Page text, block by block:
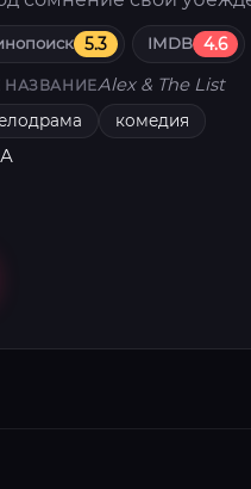
5.3 IMDB 4.6
Alex & The List
комедия